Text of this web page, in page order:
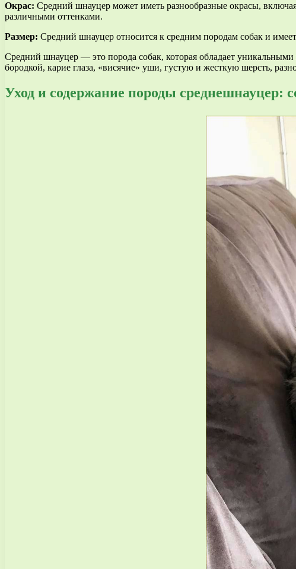
Окрас: Средний шнауцер может иметь разнообразные окрасы,
различными оттенками.
Размер: Средний шнауцер относится к средним породам собак и
Средний шнауцер — это порода собак, которая обладает
бородкой, карие глаза, «висячие» уши, густую и жесткую шерсть,
Уход и содержание породы среднешнауцер: